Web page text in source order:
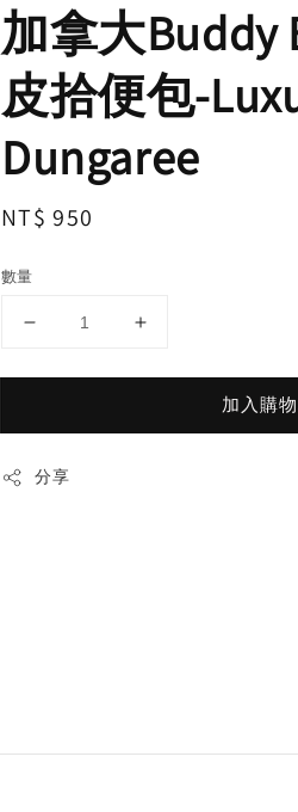
加拿大Buddy
皮拾便包-
Dungaree
Regular
NT$ 950
數量
加入購
分享